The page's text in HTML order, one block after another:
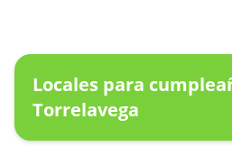
Locales para
Torrelavega